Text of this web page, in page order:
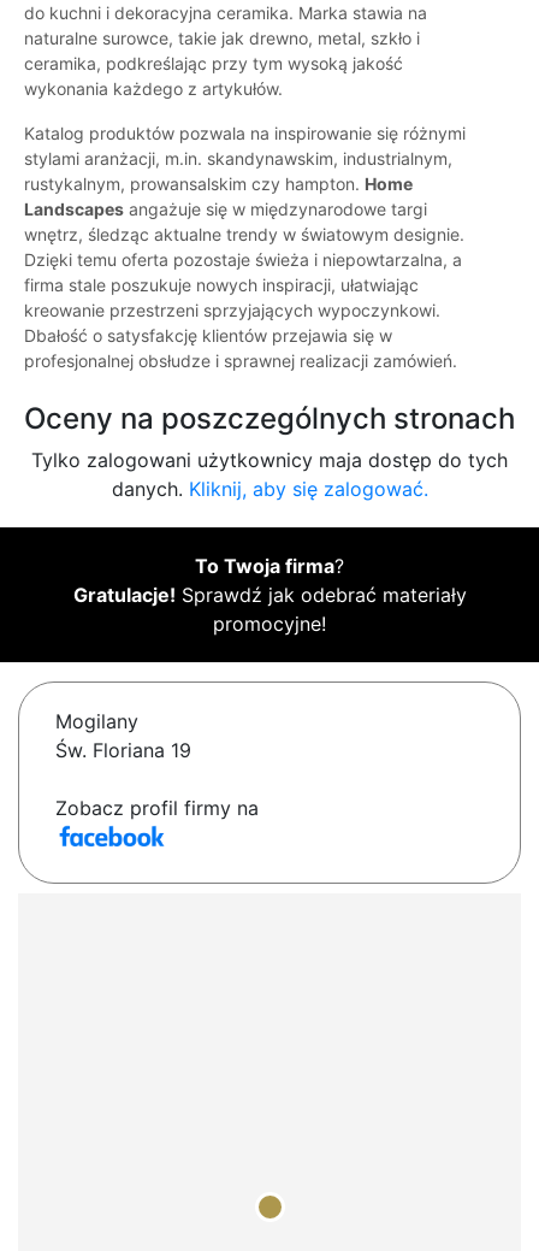
do kuchni i dekoracyjna ceramika. Marka stawia na
naturalne surowce, takie jak drewno, metal, szkło i
ceramika, podkreślając przy tym wysoką jakość
wykonania każdego z artykułów.
Katalog produktów pozwala na inspirowanie się różnymi
stylami aranżacji, m.in. skandynawskim, industrialnym,
rustykalnym, prowansalskim czy hampton. Home
Landscapes angażuje się w międzynarodowe targi
wnętrz, śledząc aktualne trendy w światowym designie.
Dzięki temu oferta pozostaje świeża i niepowtarzalna, a
firma stale poszukuje nowych inspiracji, ułatwiając
kreowanie przestrzeni sprzyjających wypoczynkowi.
Dbałość o satysfakcję klientów przejawia się w
profesjonalnej obsłudze i sprawnej realizacji zamówień.
Oceny na poszczególnych stronach
Tylko zalogowani użytkownicy maja dostęp do tych
danych. Kliknij, aby się zalogować.
To Twoja firma?
Gratulacje! Sprawdź jak odebrać materiały
promocyjne!
Mogilany
Św. Floriana 19
Zobacz profil firmy na